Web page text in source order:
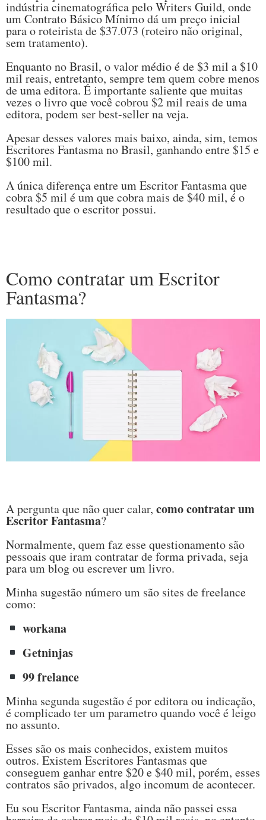
indústria cinematográfica pelo Writers Guild, onde
um Contrato Básico Mínimo dá um preço inicial
para o roteirista de $37.073 (roteiro não original,
sem tratamento).
Enquanto no Brasil, o valor médio é de $3 mil a $10
mil reais, entretanto, sempre tem quem cobre menos
de uma editora. É importante saliente que muitas
vezes o livro que você cobrou $2 mil reais de uma
editora, podem ser best-seller na veja.
Apesar desses valores mais baixo, ainda, sim, temos
Escritores Fantasma no Brasil, ganhando entre $15 e
$100 mil.
A única diferença entre um Escritor Fantasma que
cobra $5 mil é um que cobra mais de $40 mil, é o
resultado que o escritor possui.
Como contratar um Escritor
Fantasma?
A pergunta que não quer calar, como contratar um
Escritor Fantasma?
Normalmente, quem faz esse questionamento são
pessoais que iram contratar de forma privada, seja
para um blog ou escrever um livro.
Minha sugestão número um são sites de freelance
como:
workana
Getninjas
99 frelance
Minha segunda sugestão é por editora ou indicação,
é complicado ter um parametro quando você é leigo
no assunto.
Esses são os mais conhecidos, existem muitos
outros. Existem Escritores Fantasmas que
conseguem ganhar entre $20 e $40 mil, porém, esses
contratos são privados, algo incomum de acontecer.
Eu sou Escritor Fantasma, ainda não passei essa